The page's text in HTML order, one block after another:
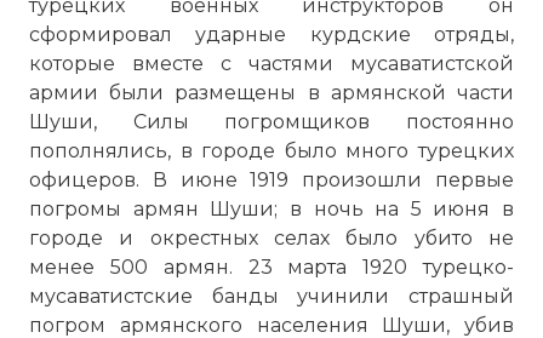
турецких военных инструкторов он
сформировал ударные курдские отряды,
которые вместе с частями мусаватистской
армии были размещены в армянской части
Шуши, Силы погромщиков постоянно
пополнялись, в городе было много турецких
офицеров. В июне 1919 произошли первые
погромы армян Шуши; в ночь на 5 июня в
городе и окрестных селах было убито не
менее 500 армян. 23 марта 1920 турецко-
мусаватистские банды учинили страшный
погром армянского населения Шуши, убив